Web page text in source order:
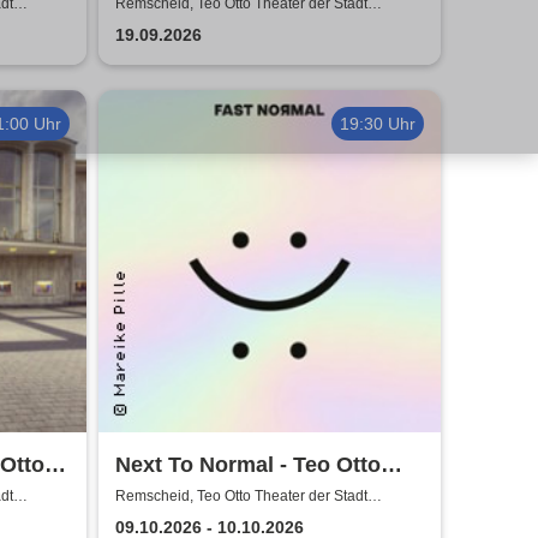
Remscheid
Remscheid, Teo Otto Theater der Stadt
Remscheid
19.09.2026
Uhr 19:30 Uhr
Next To Normal - Teo Otto
Theater der Stadt Remscheid
Remscheid, Teo Otto Theater der Stadt
09.10.2026 - 10.10.2026